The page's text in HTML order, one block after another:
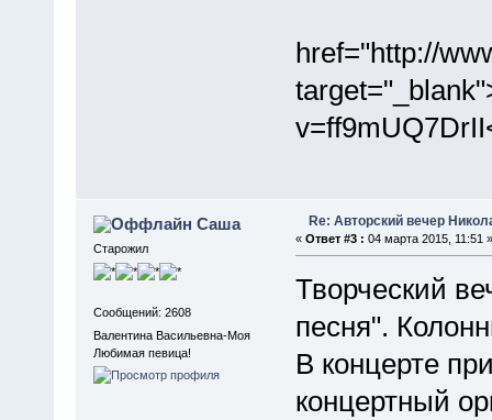
href="http://
Саша
Старожил
Сообщений: 2608
Валентина Васильевна-Моя
Любимая певица!
Re: Авторский вечер
« Ответ #3 : 04 марта 2015, 11:51 »
Творческий
песня".
В концерте
концертный